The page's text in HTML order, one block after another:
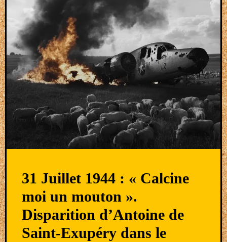
31 Juillet 1944 : « Calcine
moi un mouton ».
Disparition d’Antoine de
Saint-Exupéry dans le